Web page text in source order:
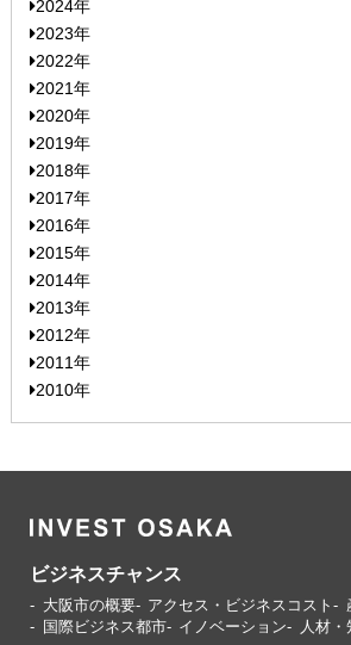
2024年
2023年
2022年
2021年
2020年
2019年
2018年
2017年
2016年
2015年
2014年
2013年
2012年
2011年
2010年
ビジネスチャンス
大阪市の概要 アクセス・ビジネスコスト
国際ビジネス都市
イノベーション 人材